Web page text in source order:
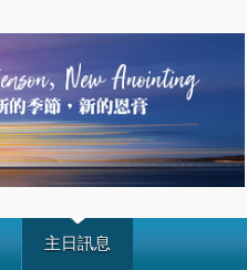
主日訊息